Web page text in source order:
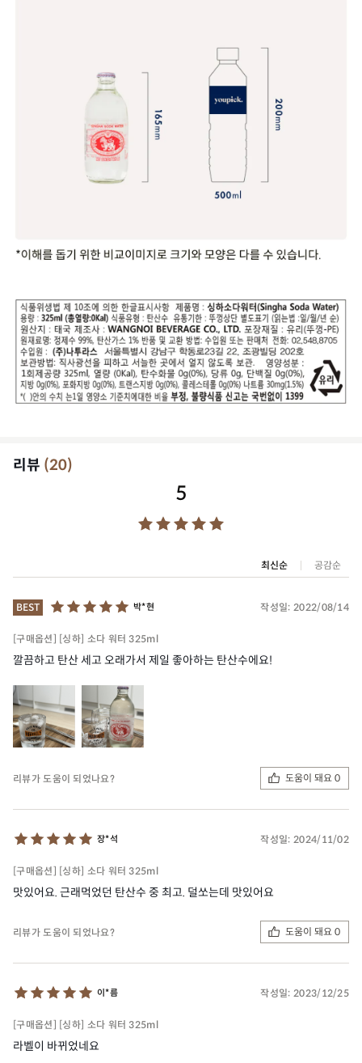
리뷰 (20)
5
최신순 공감순
BEST 박*현 작성일: 2022/08/14
[구매옵션] [싱하] 소다 워터 325ml
깔끔하고 탄산 세고 오래가서 제일 좋아하는 탄산수에요!
리뷰가 도움이 되었나요? 도움이 돼요 0
장*석 작성일: 2024/11/02
[구매옵션] [싱하] 소다 워터 325ml
맛있어요. 근래먹었던 탄산수 중 최고. 덜쏘는데 맛있어요
리뷰가 도움이 되었나요? 도움이 돼요 0
이*름 작성일: 2023/12/25
[구매옵션] [싱하] 소다 워터 325ml
라벨이 바뀌었네요